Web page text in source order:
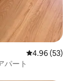
レビュー53
4.96 (53)
パート